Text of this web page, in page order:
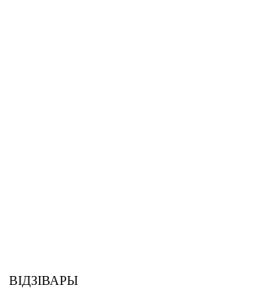
ВІДЗІВАРЫ